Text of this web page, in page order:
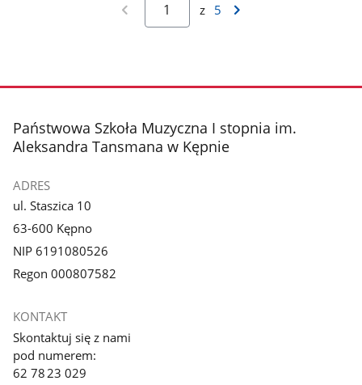
z 5
stopka
Państwowa Szkoła Muzyczna I stopnia im.
Aleksandra Tansmana w Kępnie
ADRES
ul. Staszica 10
63-600 Kępno
NIP 6191080526
Regon 000807582
KONTAKT
Skontaktuj się z nami
pod numerem:
62 78 23 029